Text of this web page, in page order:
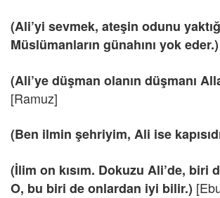
(Ali’yi sevmek, ateşin odunu
Müslümanların günahını yok eder.)
(Ali’ye düşman olanın düşmanı
[Ramuz]
(Ben ilmin şehriyim, Ali ise
(İlim on kısım. Dokuzu Ali’de, biri
O, bu biri de onlardan iyi bilir.)